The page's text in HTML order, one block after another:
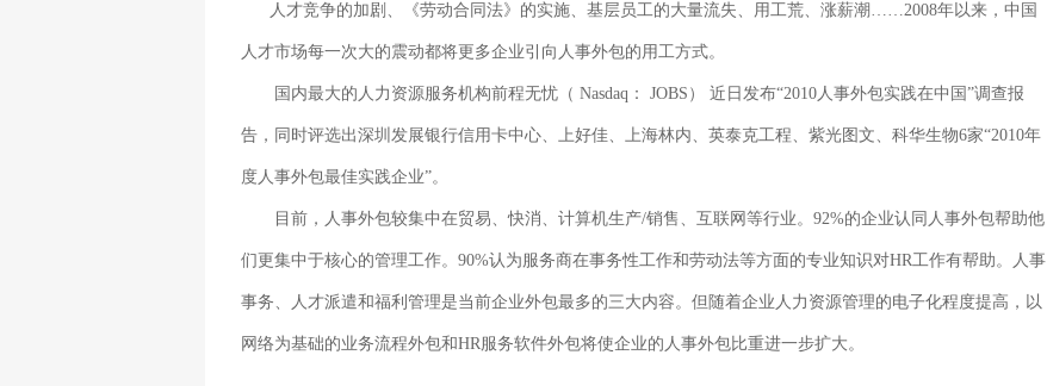
人才竞争的加剧、《劳动合同法》的实施、基层员工的大量流失、用工荒、涨薪潮……2008年以来，中国
人才市场每一次大的震动都将更多企业引向人事外包的用工方式。
国内最大的人力资源服务机构前程无忧（ Nasdaq： JOBS） 近日发布“2010人事外包实践在中国”调查报
告，同时评选出深圳发展银行信用卡中心、上好佳、上海林内、英泰克工程、紫光图文、科华生物6家“2010年
度人事外包最佳实践企业”。
目前，人事外包较集中在贸易、快消、计算机生产/销售、互联网等行业。92%的企业认同人事外包帮助他
们更集中于核心的管理工作。90%认为服务商在事务性工作和劳动法等方面的专业知识对HR工作有帮助。人事
事务、人才派遣和福利管理是当前企业外包最多的三大内容。但随着企业人力资源管理的电子化程度提高，以
网络为基础的业务流程外包和HR服务软件外包将使企业的人事外包比重进一步扩大。